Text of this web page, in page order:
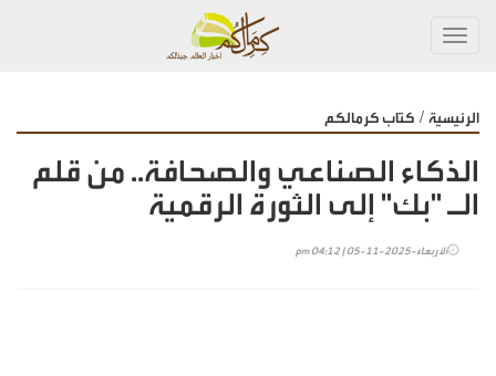
الرئيسية / كتاب كرمالكم
الذكاء الصناعي والصحافة.. من قلم
الـ "بك" إلى الثورة الرقمية
الأربعاء-2025-11-05 | 04:12 pm